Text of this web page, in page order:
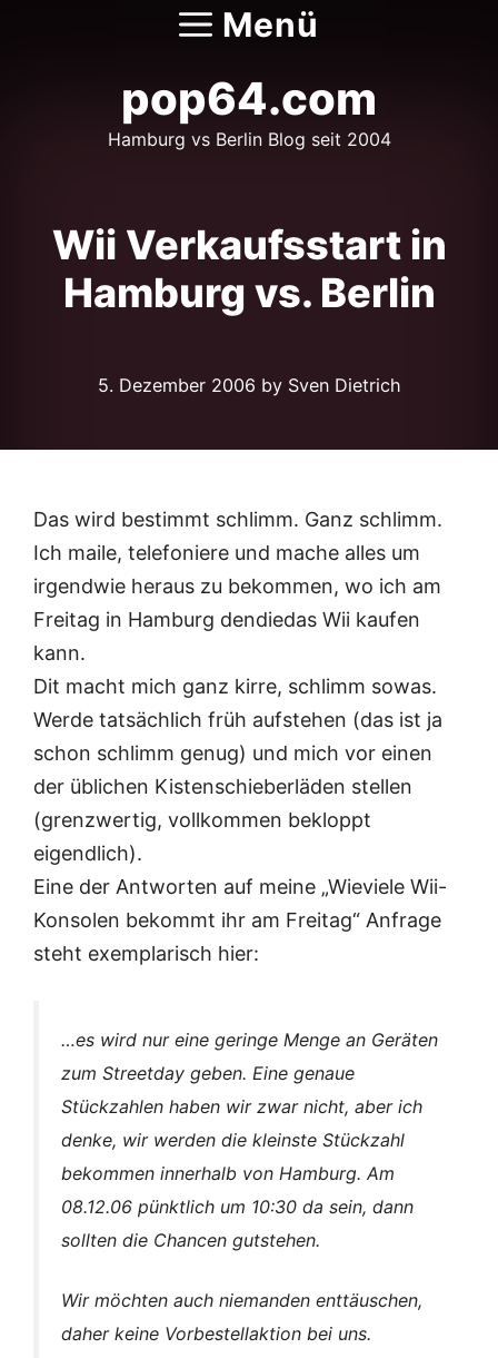
Menü
pop64.com
Hamburg vs Berlin Blog seit 2004
Wii Verkaufsstart in
Hamburg vs. Berlin
5. Dezember 2006 by Sven Dietrich
Das wird bestimmt schlimm. Ganz schlimm.
Ich maile, telefoniere und mache alles um
irgendwie heraus zu bekommen, wo ich am
Freitag in Hamburg dendiedas Wii kaufen
kann.
Dit macht mich ganz kirre, schlimm sowas.
Werde tatsächlich früh aufstehen (das ist ja
schon schlimm genug) und mich vor einen
der üblichen Kistenschieberläden stellen
(grenzwertig, vollkommen bekloppt
eigendlich).
Eine der Antworten auf meine „Wieviele Wii-
Konsolen bekommt ihr am Freitag“ Anfrage
steht exemplarisch hier:
…es wird nur eine geringe Menge an Geräten
zum Streetday geben. Eine genaue
Stückzahlen haben wir zwar nicht, aber ich
denke, wir werden die kleinste Stückzahl
bekommen innerhalb von Hamburg. Am
08.12.06 pünktlich um 10:30 da sein, dann
sollten die Chancen gutstehen.
Wir möchten auch niemanden enttäuschen,
daher keine Vorbestellaktion bei uns.